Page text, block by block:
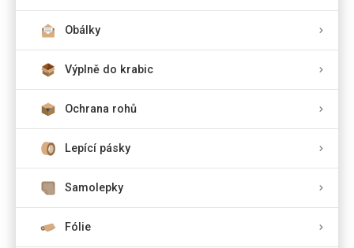
Obálky
Výplně do krabic
Ochrana rohů
Lepící pásky
Samolepky
Fólie